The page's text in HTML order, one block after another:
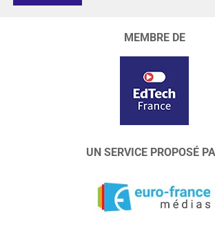
MEMBRE DE
UN SERVICE PROPOSÉ